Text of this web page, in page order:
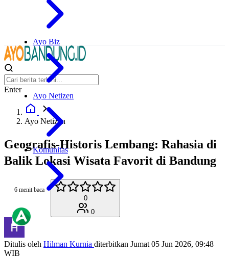
Ayo Biz
Ayo Netizen
Komunitas
Enter
Ayo Netizen
Geografis-Historis Lembang: Rahasia di
Balik Lokasi Wisata Favorit di Bandung
6 menit baca
0
0
Ditulis oleh Hilman Kurnia diterbitkan Jumat 05 Jun 2026, 09:48
WIB